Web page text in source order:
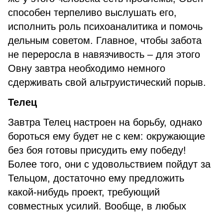
способен терпеливо выслушать его,
исполнить роль психоаналитика и помочь
дельным советом. Главное, чтобы забота
не переросла в навязчивость – для этого
Овну завтра необходимо немного
сдерживать свой альтруистический порыв.
Телец
Завтра Телец настроен на борьбу, однако
бороться ему будет не с кем: окружающие
без боя готовы присудить ему победу!
Более того, они с удовольствием пойдут за
Тельцом, достаточно ему предложить
какой-нибудь проект, требующий
совместных усилий. Вообще, в любых